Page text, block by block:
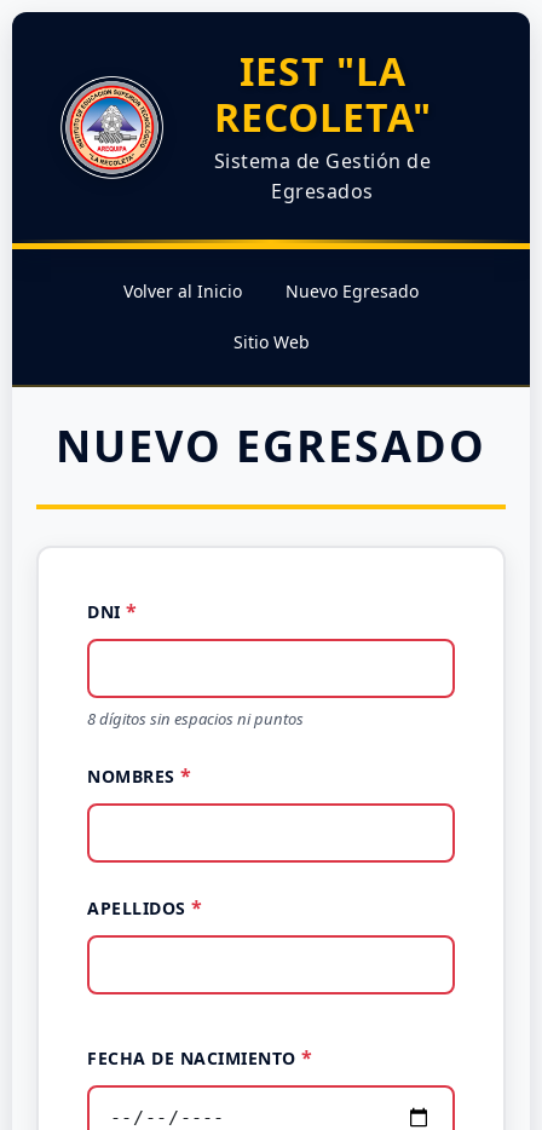
IEST "LA
RECOLETA"
Sistema de Gestión de
Egresados
Volver al Inicio Nuevo Egresado
Sitio Web
NUEVO EGRESADO
DNI
8 dígitos sin espacios ni puntos
NOMBRES
APELLIDOS
FECHA DE NACIMIENTO